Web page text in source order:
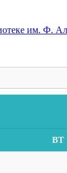
им. Ф.
ВТ